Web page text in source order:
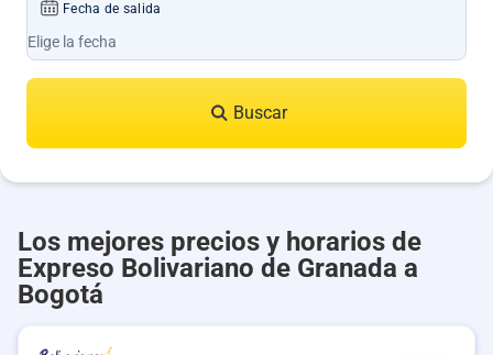
Fecha de salida
Buscar
Los mejores precios y horarios de
Expreso Bolivariano de Granada a
Bogotá